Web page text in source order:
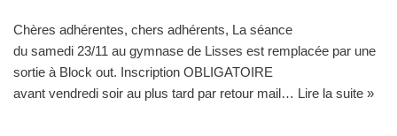
Chères adhérentes, chers adhérents, La séance
du samedi 23/11 au gymnase de Lisses est remplacée par une
sortie à Block out. Inscription OBLIGATOIRE
avant vendredi soir au plus tard par retour mail… Lire la suite »